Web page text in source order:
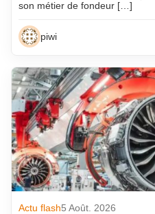
son métier de fondeur […]
piwi
Actu flash5 Août. 2026